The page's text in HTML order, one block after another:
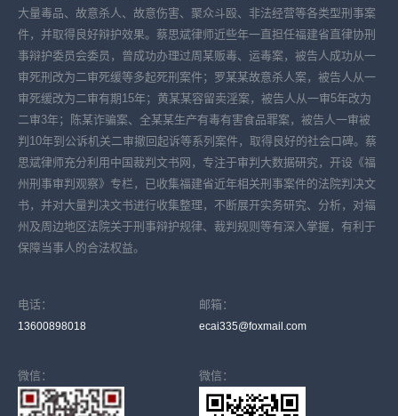
大量毒品、故意杀人、故意伤害、聚众斗殴、非法经营等各类型刑事案
件，并取得良好辩护效果。蔡思斌律师近些年一直担任福建省直律协刑
事辩护委员会委员，曾成功办理过周某贩毒、运毒案，被告人成功从一
审死刑改为二审死缓等多起死刑案件；罗某某故意杀人案，被告人从一
审死缓改为二审有期15年；黄某某容留卖淫案，被告人从一审5年改为
二审3年；陈某诈骗案、全某某生产有毒有害食品罪案，被告人一审被
判10年到公诉机关二审撤回起诉等系列案件，取得良好的社会口碑。蔡
思斌律师充分利用中国裁判文书网，专注于审判大数据研究，开设《福
州刑事审判观察》专栏，已收集福建省近年相关刑事案件的法院判决文
书，并对大量判决文书进行收集整理，不断展开实务研究、分析，对福
州及周边地区法院关于刑事辩护规律、裁判规则等有深入掌握，有利于
保障当事人的合法权益。
电话：
13600898018
邮箱：
ecai335@foxmail.com
微信： 微信：